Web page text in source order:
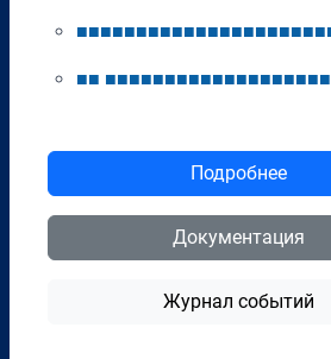
■■■■■■■■■■■■■■■■■■■■■
■■ ■■■■■■■■■■■■■■■■■■■
Подробнее
Документация
Журнал событий